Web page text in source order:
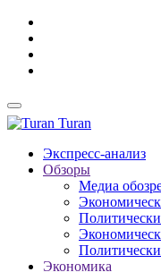
Turan
Экспресс-анализ
Обзоры
Медиа
Экономика